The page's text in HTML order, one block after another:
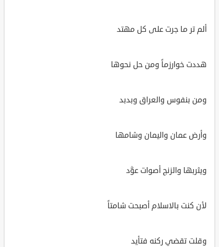
ألم تر ما جرت على كل مهتد
هددت خوارزماً ومن حل نحوها
ومن بنفوس والعراق وبدبد
وأرض عمان واليمان وشامها
ويثربها والزنج أصوات عوَّد
لأن كنت بالاسلام أصبحت شامتاً
وقلت تقضي ركنه فتأيد